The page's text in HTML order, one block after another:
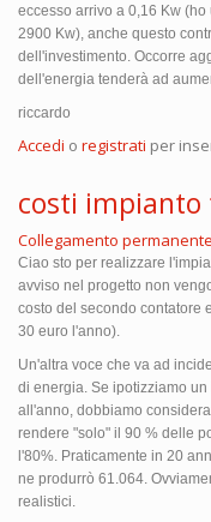
eccesso arrivo a 0,16 Kw
2900 Kw), anche questo
dell'investimento. Occorre
dell'energia tenderà ad
riccardo
Accedi o registrati per
costi impianto
Collegamento permanente
Ciao sto per realizzare
avviso nel progetto non
costo del secondo contatore
30 euro l'anno).
Un'altra voce che va ad
di energia. Se ipotizziamo
all'anno, dobbiamo
rendere "solo" il 90 % delle
l'80%. Praticamente in 20
ne produrrò 61.064.
realistici.